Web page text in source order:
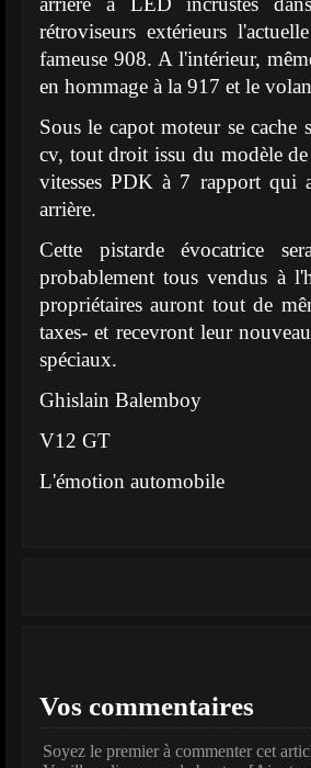
rétroviseurs extérieurs
fameuse 908. A l'intérieur,
en hommage à la 917 et le
Sous le capot moteur se
cv, tout droit issu du modèle
vitesses PDK à 7 rapport qui
arrière.
Cette pistarde évocatrice
probablement tous vendus à
propriétaires auront tout de
taxes- et recevront leur
spéciaux.
Ghislain Balemboy
V12 GT
L'émotion automobile
Vos commentaires
Soyez le premier à commenter cet